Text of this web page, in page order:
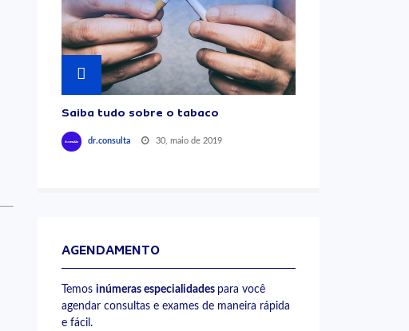
Saiba tudo sobre o tabaco
dr.consulta 30, maio de 2019
AGENDAMENTO
Temos inúmeras especialidades para você
agendar consultas e exames de maneira rápida
e fácil.